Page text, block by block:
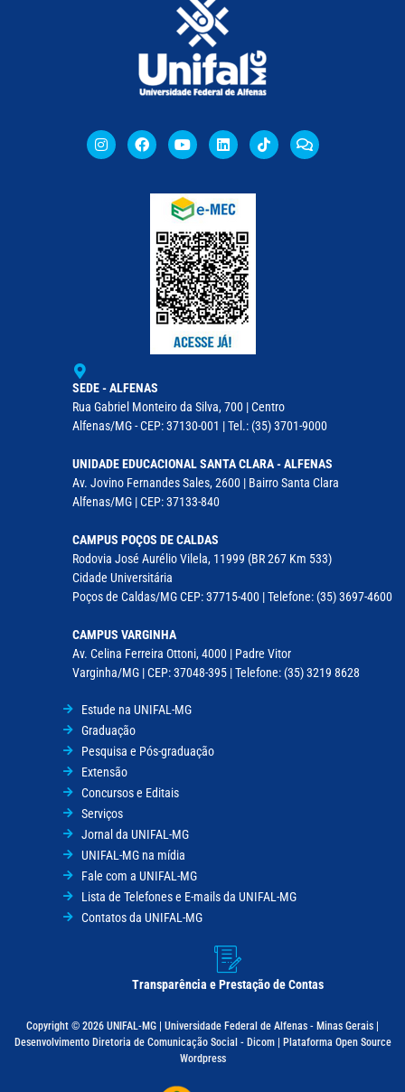
SEDE - ALFENAS
Rua Gabriel Monteiro da Silva, 700 | Centro
Alfenas/MG - CEP: 37130-001 | Tel.: (35) 3701-9000
UNIDADE EDUCACIONAL SANTA CLARA - ALFENAS
Av. Jovino Fernandes Sales, 2600 | Bairro Santa Clara
Alfenas/MG | CEP: 37133-840
CAMPUS POÇOS DE CALDAS
Rodovia José Aurélio Vilela, 11999 (BR 267 Km 533)
Cidade Universitária
Poços de Caldas/MG CEP: 37715-400 | Telefone: (35) 3697-4600
CAMPUS VARGINHA
Av. Celina Ferreira Ottoni, 4000 | Padre Vitor
Varginha/MG | CEP: 37048-395 | Telefone: (35) 3219 8628
Estude na UNIFAL-MG
Graduação
Pesquisa e Pós-graduação
Extensão
Concursos e Editais
Serviços
Jornal da UNIFAL-MG
UNIFAL-MG na mídia
Fale com a UNIFAL-MG
Lista de Telefones e E-mails da UNIFAL-MG
Contatos da UNIFAL-MG
Transparência e Prestação de Contas
Copyright © 2026 UNIFAL-MG | Universidade Federal de Alfenas - Minas Gerais |
Desenvolvimento Diretoria de Comunicação Social - Dicom | Plataforma Open Source
Wordpress